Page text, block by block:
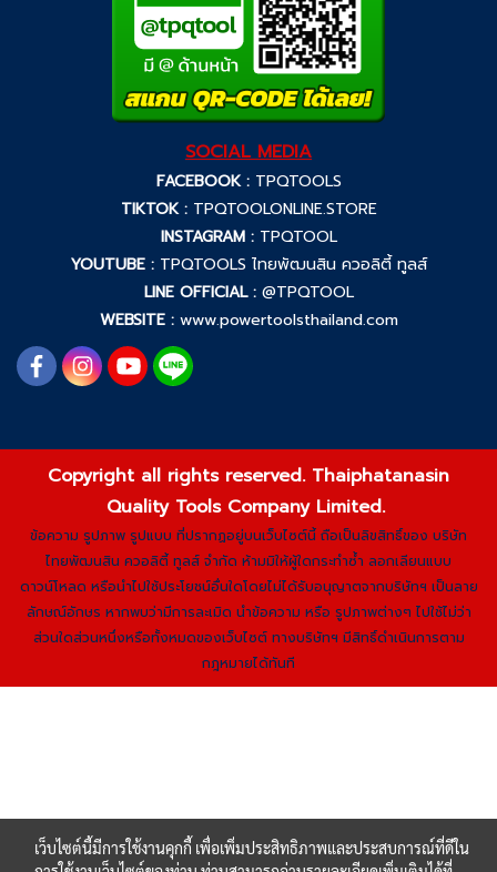
SOCIAL MEDIA
FACEBOOK : TPQTOOLS
TIKTOK : TPQTOOLONLINE.STORE
INSTAGRAM : TPQTOOL
YOUTUBE : TPQTOOLS ไทยพัฒนสิน ควอลิตี้ ทูลส์
LINE OFFICIAL : @TPQTOOL
WEBSITE : www.powertoolsthailand.com
Copyright all rights reserved. Thaiphatanasin
Quality Tools Company Limited.
ข้อความ รูปภาพ รูปแบบ ที่ปรากฏอยู่บนเว็บไซต์นี้ ถือเป็นลิขสิทธิ์ของ บริษัท
ไทยพัฒนสิน ควอลิตี้ ทูลส์ จำกัด ห้ามมิให้ผู้ใดกระทำซ้ำ ลอกเลียนแบบ
ดาวน์โหลด หรือนำไปใช้ประโยชน์อื่นใดโดยไม่ได้รับอนุญาตจากบริษัทฯ เป็นลาย
ลักษณ์อักษร หากพบว่ามีการละเมิด นำข้อความ หรือ รูปภาพต่างๆ ไปใช้ไม่ว่า
ส่วนใดส่วนหนึ่งหรือทั้งหมดของเว็บไซต์ ทางบริษัทฯ มีสิทธิ์ดำเนินการตาม
กฎหมายได้ทันที
เว็บไซต์นี้มีการใช้งานคุกกี้ เพื่อเพิ่มประสิทธิภาพและประสบการณ์ที่ดีใน